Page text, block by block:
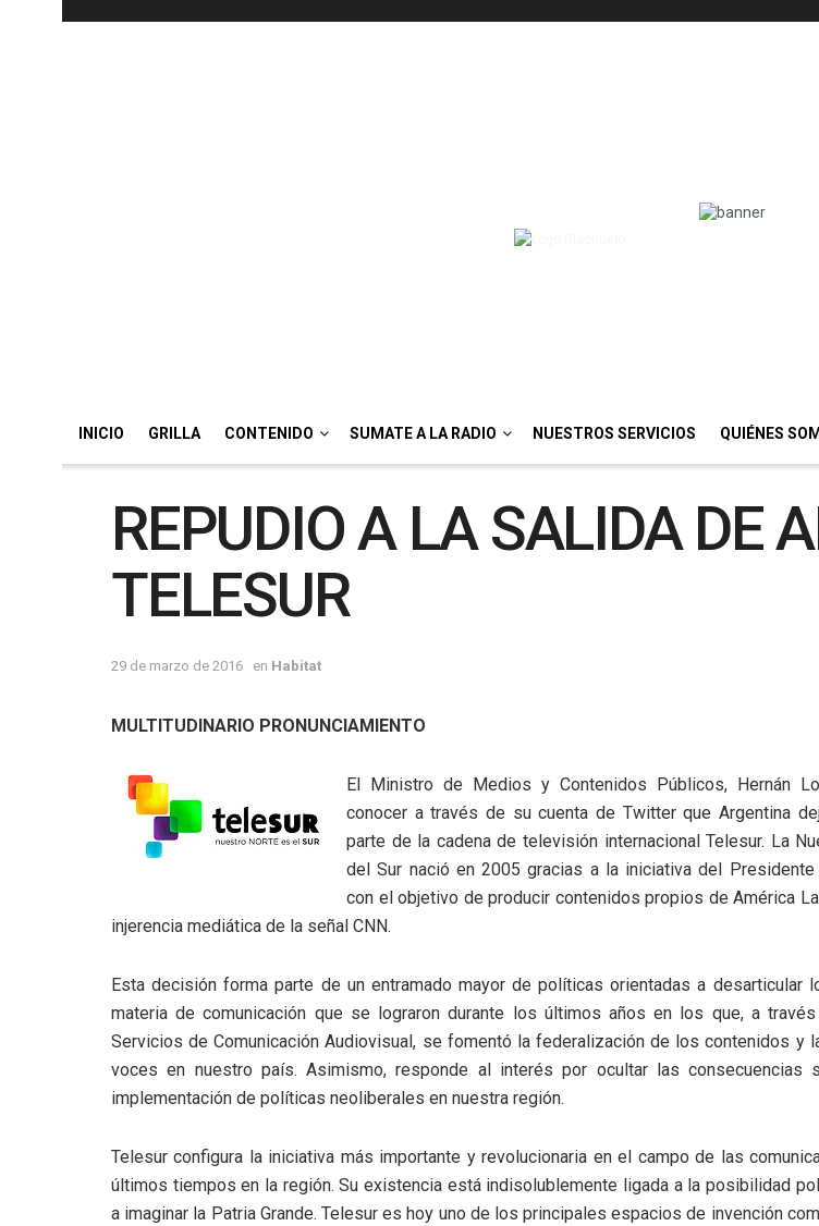
INICIO GRILLA CONTENIDO SUMATE A LA RADIO NUESTROS SERVICIOS QUIÉNES
REPUDIO A LA SALIDA DE
TELESUR
29 de marzo de 2016 en Habitat
MULTITUDINARIO PRONUNCIAMIENTO
El Ministro de Medios y Contenidos Públicos, Hernán
conocer a través de su cuenta de Twitter que Argentina
parte de la cadena de televisión internacional Telesur. La
del Sur nació en 2005 gracias a la iniciativa del Presidente
con el objetivo de producir contenidos propios de América
injerencia mediática de la señal CNN.
Esta decisión forma parte de un entramado mayor de políticas orientadas a desarticular
materia de comunicación que se lograron durante los últimos años en los que, a
Servicios de Comunicación Audiovisual, se fomentó la federalización de los contenidos y
voces en nuestro país. Asimismo, responde al interés por ocultar las consecuencias
implementación de políticas neoliberales en nuestra región.
Telesur configura la iniciativa más importante y revolucionaria en el campo de las
últimos tiempos en la región. Su existencia está indisolublemente ligada a la posibilidad
a imaginar la Patria Grande. Telesur es hoy uno de los principales espacios de invención